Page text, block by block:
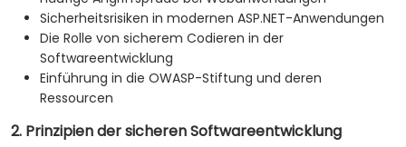
Sicherheitsrisiken in modernen ASP.NET-Anwendungen
Die Rolle von sicherem Codieren in der
Softwareentwicklung
Einführung in die OWASP-Stiftung und deren
Ressourcen
2. Prinzipien der sicheren Softwareentwicklung